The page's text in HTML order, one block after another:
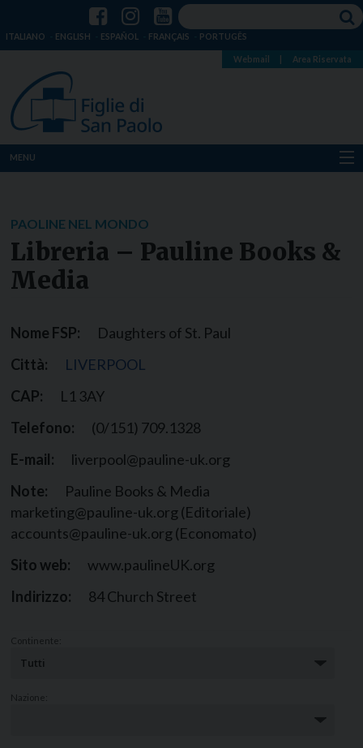
ITALIANO ENGLISH ESPAÑOL FRANÇAIS PORTUGÊS
Webmail Area Riservata
MENU
Dove siamo
Notizie
PAOLINE NEL MONDO
Libreria – Pauline Books &
Media
Nome FSP:
Daughters of St. Paul
Città:
LIVERPOOL
CAP:
L1 3AY
Telefono:
(0/151) 709.1328
E-mail:
liverpool@pauline-uk.org
Note:
Pauline Books & Media
marketing@pauline-uk.org (Editoriale)
accounts@pauline-uk.org (Economato)
Sito web:
www.paulineUK.org
Indirizzo:
84 Church Street
Continente:
Nazione: